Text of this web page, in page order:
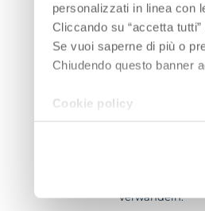
personalizzati in linea con
Cliccando su “accetta
Se vuoi saperne di più o
Chiudendo questo banner
Cookie policy
verwandeln.